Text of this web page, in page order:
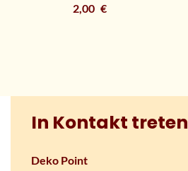
2,00 €
In Kontakt treten
Deko Point